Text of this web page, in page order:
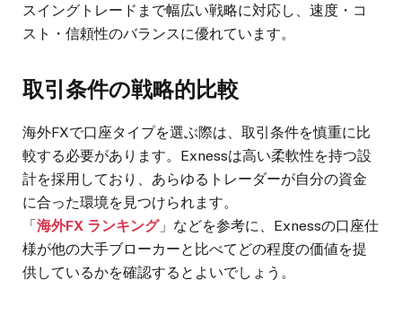
スイングトレードまで幅広い戦略に対応し、速度・コ
スト・信頼性のバランスに優れています。
取引条件の戦略的比較
海外FXで口座タイプを選ぶ際は、取引条件を慎重に比
較する必要があります。Exnessは高い柔軟性を持つ設
計を採用しており、あらゆるトレーダーが自分の資金
に合った環境を見つけられます。
「海外FX ランキング」などを参考に、Exnessの口座仕
様が他の大手ブローカーと比べてどの程度の価値を提
供しているかを確認するとよいでしょう。